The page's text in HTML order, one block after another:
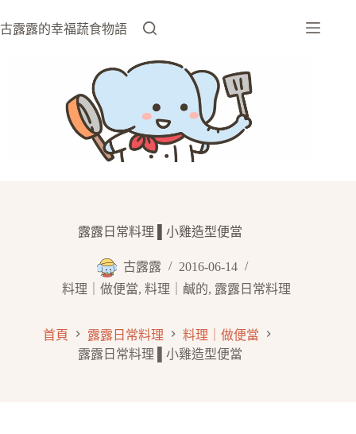
至
古露露的幸福蔬食物語
露露日常料理 ▌小雞造型便當
古露露
2016-06-14
料理｜做便當, 料理｜鹹的, 露露日常料理
首頁 露露日常料理
料理｜做便當
露露日常料理 ▌小雞造型便當